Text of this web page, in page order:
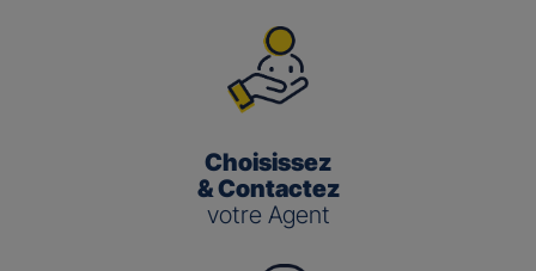
Choisissez
& Contactez
votre Agent